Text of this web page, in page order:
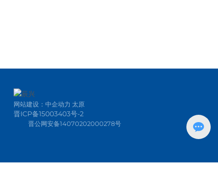
网站建设： 中企动力 太原
晋ICP备15003403号-2
晋公网安备14070202000278号